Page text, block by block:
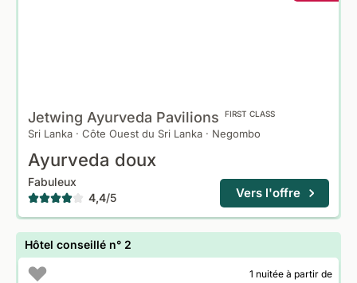
Jetwing Ayurveda Pavilions FIRST CLASS
Sri Lanka · Côte Ouest du Sri Lanka · Negombo
Ayurveda doux
Fabuleux
4,4/5 Vers l'offre
Hôtel conseillé n° 2
1 nuitée à partir de